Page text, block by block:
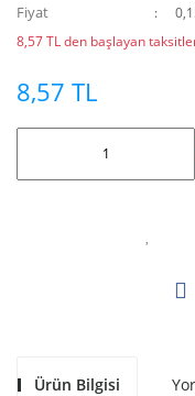
Fiyat
8,57 TL den başlayan
8,57 TL
Ürün Bilgisi